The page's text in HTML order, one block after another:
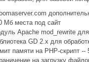
Мб места под сайт
Apache mod_rewrite
GD 2.x для
памяти на PHP-скрипт --
на загрузку